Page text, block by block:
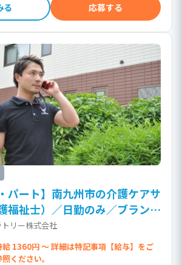
る 応募する
パート】南九州市の介護ケアサ
福祉士）／日勤のみ／ブランク
時給1,360円以上）［Ja］ /
会福祉士・社会福祉主事
リー株式会社
給 1360円 ～ 詳細は特記事項【給与】をご
ください。